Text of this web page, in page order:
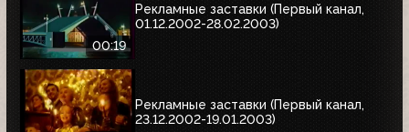
00:19
Рекламные заставки (Первый канал,
01.12.2002-28.02.2003)
Рекламные заставки (Первый канал,
23.12.2002-19.01.2003)